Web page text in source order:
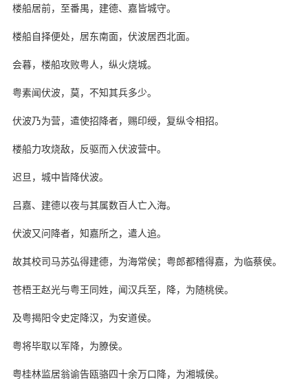
楼船居前，至番禺，建德、嘉皆城守。
楼船自择便处，居东南面，伏波居西北面。
会暮，楼船攻败粤人，纵火烧城。
粤素闻伏波，莫，不知其兵多少。
伏波乃为营，遣使招降者，赐印绶，复纵令相招。
楼船力攻烧敌，反驱而入伏波营中。
迟旦，城中皆降伏波。
吕嘉、建德以夜与其属数百人亡入海。
伏波又问降者，知嘉所之，遣人追。
故其校司马苏弘得建德，为海常侯；粤郎都稽得嘉，为临蔡侯。
苍梧王赵光与粤王同姓，闻汉兵至，降，为随桃侯。
及粤揭阳令史定降汉，为安道侯。
粤将毕取以军降，为膫侯。
粤桂林监居翁谕告瓯骆四十余万口降，为湘城侯。